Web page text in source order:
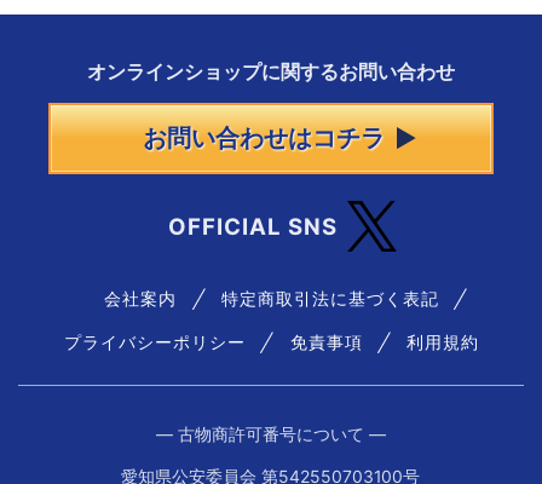
オンラインショップに関するお問い合わせ
お問い合わせはコチラ
OFFICIAL SNS
会社案内 特定商取引法に基づく表記
プライバシーポリシー 免責事項 利用規約
― 古物商許可番号について ―
愛知県公安委員会 第542550703100号